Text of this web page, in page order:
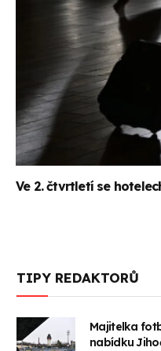
Ve 2. čtvrtletí se
TIPY REDAKTORŮ
Majitelka
nabídku